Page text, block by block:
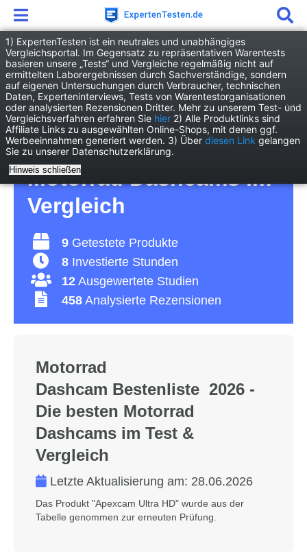
Elektronik
Kamera/Foto
Motorrad Dashcam
Motorrad Dashcam Test
2026 • Die 9 besten
Motorrad Dashcams im
Vergleich
9 Getestete Produkte
8 Investierte Stunden
12 Ausgewertete Studien
458 Analysierte Rezensionen
Motorrad
Dashcam Bestenliste 2026 -
Die besten Motorrad
Dashcams im Test &
Vergleich
Letzte Aktualisierung am: 28.06.2026
Das Produkt "Apexcam Ultra HD" wurde aus der
Tabelle genommen zur erneuten Prüfung.
1) ExpertenTesten ist ein neutrales und unabhängiges
Vergleichsportal. Im Gegensatz zu repräsentativen Warentests
basieren unsere „Tests“ und Vergleiche regelmäßig nicht auf
ermittelten Laborergebnissen durch Sachverständige, sondern
auf eigenen Untersuchungen durch Verbraucher, technischen
Daten, Experteninterviews, Tests von Warentestorganisationen
oder analysierten Rezensionen Dritter. Mehr zu unserem Test- und
Vergleichsverfahren erfahren Sie hier 2) Alle Produktlinks sind
Affiliate Links zu ausgewählten Online-Shops, mit denen ggf.
Werbeeinnahmen generiert werden. 3) Über diesen Link gelangen
Sie zu unserer Datenschutzerklärung.
Hinweis schließen